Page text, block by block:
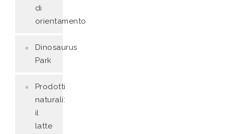
di
orientamento
Dinosaurus
Park
Prodotti
naturali:
il
latte